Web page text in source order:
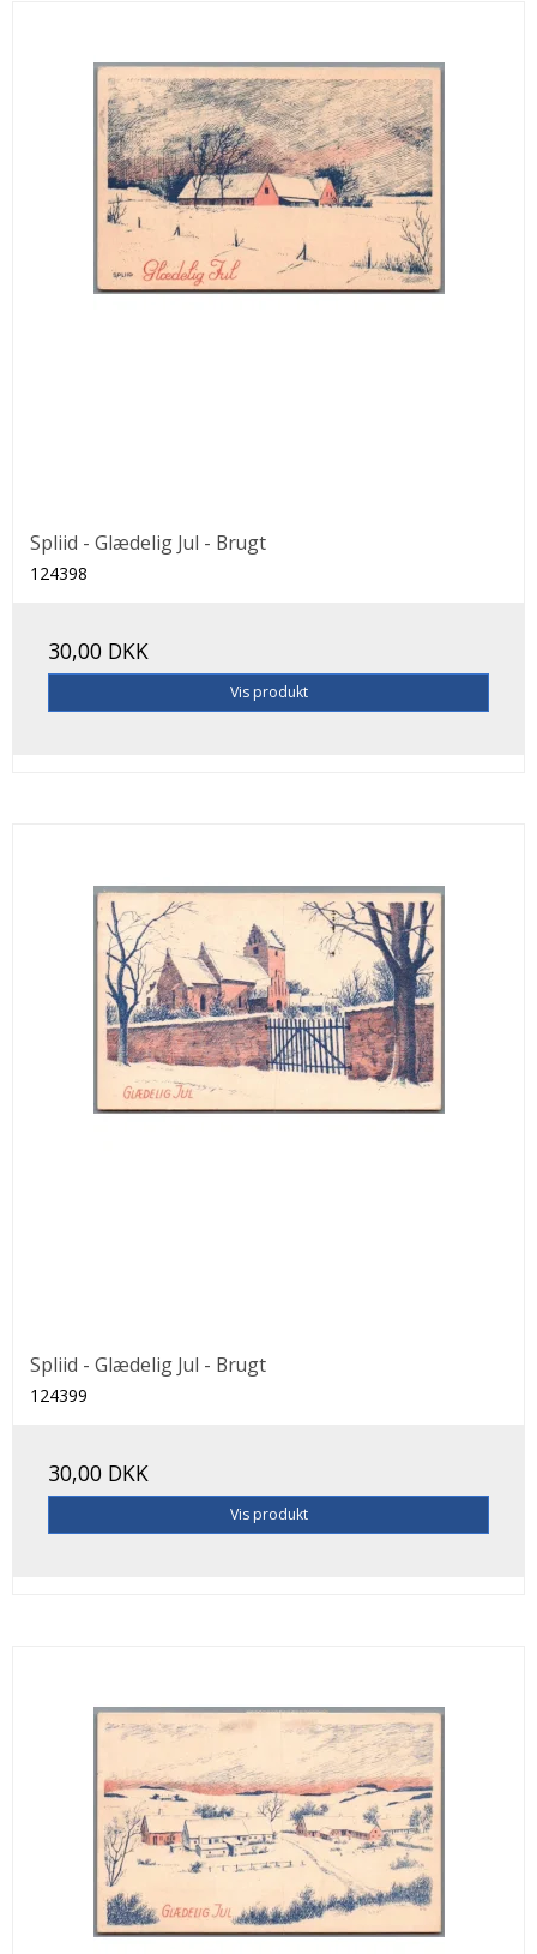
Spliid - Glædelig Jul - Brugt
124398
30,00 DKK
Vis produkt
Spliid - Glædelig Jul - Brugt
124399
30,00 DKK
Vis produkt